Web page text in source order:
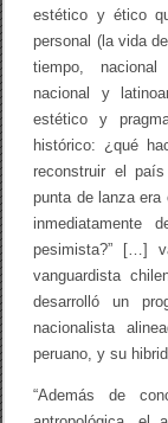
)i
e
u
á
z
estético y ético
personal (la vida
tiempo,
nacional y
estético y
histórico: ¿qué
reconstruir el
punta de lanza era
inmediatamente
pesimista?” […]
vanguardista
desarrolló un
nacionalis­ta
peruano, y su
“Además de